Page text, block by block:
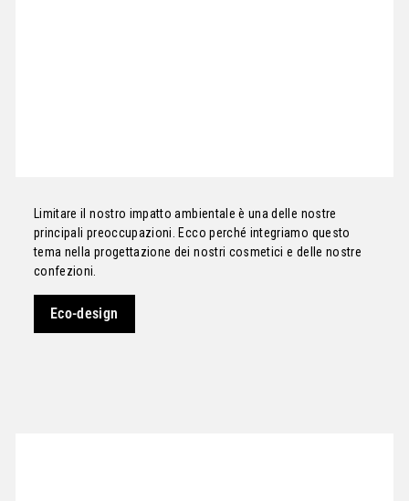
Limitare il nostro impatto ambientale è una delle nostre
principali preoccupazioni. Ecco perché integriamo questo
tema nella progettazione dei nostri cosmetici e delle nostre
confezioni.
Eco-design